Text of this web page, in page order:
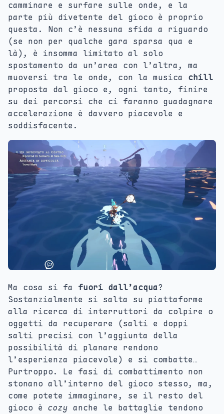
camminare e surfare sulle onde, e la
parte più divetente del gioco è proprio
questa. Non c’è nessuna sfida a riguardo
(se non per qualche gara sparsa qua e
là), è insomma limitato al solo
spostamento da un’area con l’altra, ma
muoversi tra le onde, con la musica chill
proposta dal gioco e, ogni tanto, finire
su dei percorsi che ci faranno guadagnare
accelerazione è davvero piacevole e
soddisfacente.
Ma cosa si fa fuori dall’acqua?
Sostanzialmente si salta su piattaforme
alla ricerca di interruttori da colpire o
oggetti da recuperare (salti e doppi
salti precisi con l’aggiunta della
possibilità di planare rendono
l’esperienza piacevole) e si combatte…
Purtroppo. Le fasi di combattimento non
stonano all’interno del gioco stesso, ma,
come potete immaginare, se il resto del
gioco è cozy anche le battaglie tendono